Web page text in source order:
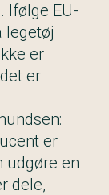
Ifølge EU-
legetøj
er
er
er
udgøre en
dele,